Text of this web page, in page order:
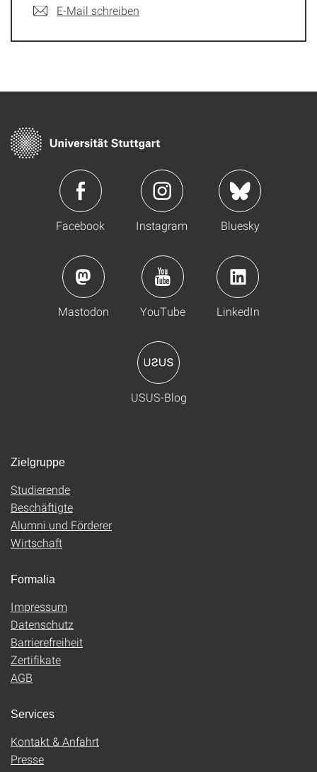
E-Mail schreiben
Facebook Instagram Bluesky
Mastodon YouTube LinkedIn
USUS-Blog
Zielgruppe
Studierende
Beschäftigte
Alumni und Förderer
Wirtschaft
Formalia
Impressum
Datenschutz
Barrierefreiheit
Zertifikate
AGB
Services
Kontakt & Anfahrt
Presse